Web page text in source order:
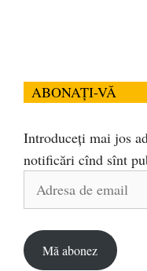
ABONAȚI-VĂ
Introduceți mai jos
notificări cînd sînt
Adresa
Mă abonez